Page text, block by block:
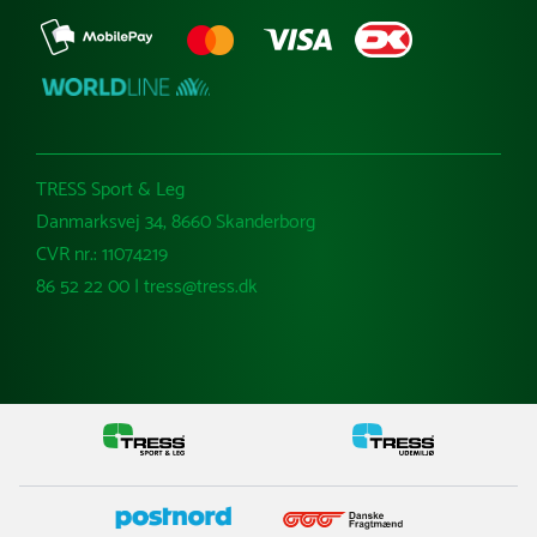
TRESS Sport & Leg
Danmarksvej 34, 8660 Skanderborg
CVR nr.: 11074219
86 52 22 00 | tress@tress.dk